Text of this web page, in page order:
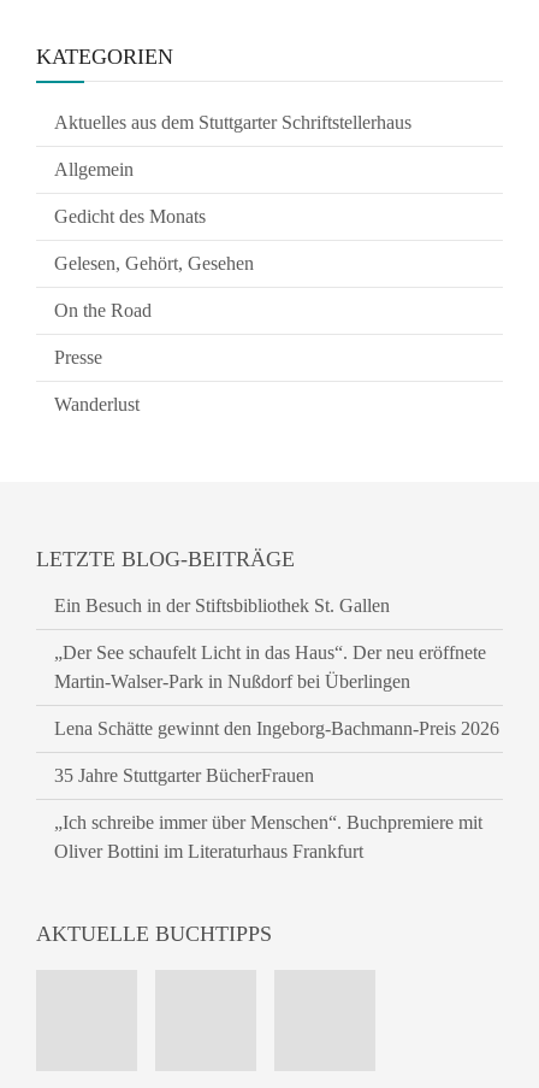
KATEGORIEN
Aktuelles aus dem Stuttgarter Schriftstellerhaus
Allgemein
Gedicht des Monats
Gelesen, Gehört, Gesehen
On the Road
Presse
Wanderlust
LETZTE BLOG-BEITRÄGE
Ein Besuch in der Stiftsbibliothek St. Gallen
„Der See schaufelt Licht in das Haus“. Der neu eröffnete
Martin-Walser-Park in Nußdorf bei Überlingen
Lena Schätte gewinnt den Ingeborg-Bachmann-Preis 2026
35 Jahre Stuttgarter BücherFrauen
„Ich schreibe immer über Menschen“. Buchpremiere mit
Oliver Bottini im Literaturhaus Frankfurt
AKTUELLE BUCHTIPPS